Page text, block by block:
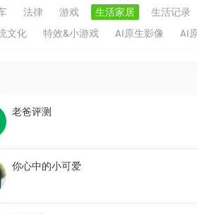
法律 游戏 生活家居
生活记录
文化 特效&小游戏 AI原生影像 AI
老爸评测
你心中的小可爱